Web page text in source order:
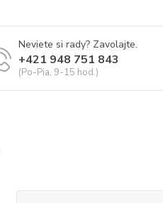
Neviete si rady? Zavolajte.
+421 948 751 843
(Po-Pia, 9-15 hod.)